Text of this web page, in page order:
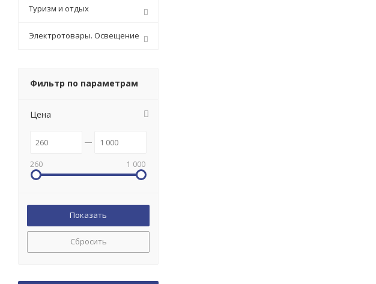
Туризм и отдых
Электротовары. Освещение
Фильтр по параметрам
Цена
260 1 000
Сбросить